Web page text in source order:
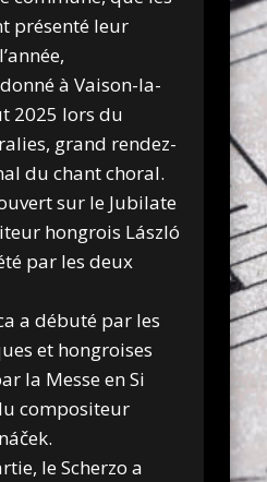
présenté leur
à Vaison-la-
2025 lors du
grand rendez-
du chant choral.
sur le Jubilate
hongrois László
par les deux
a débuté par les
et hongroises
la Messe en Si
compositeur
le Scherzo a